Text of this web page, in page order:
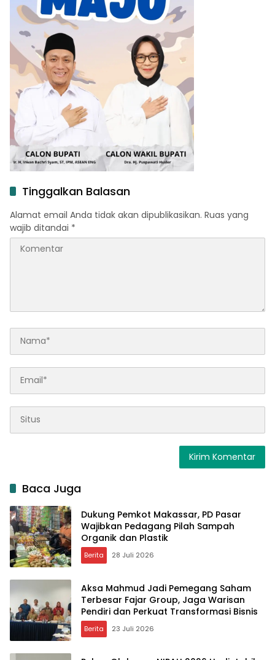
Tinggalkan Balasan
Alamat email Anda tidak akan dipublikasikan. Ruas yang
wajib ditandai *
Baca Juga
Dukung Pemkot Makassar, PD Pasar
Wajibkan Pedagang Pilah Sampah
Organik dan Plastik
Berita 28 Juli 2026
Aksa Mahmud Jadi Pemegang Saham
Terbesar Fajar Group, Jaga Warisan
Pendiri dan Perkuat Transformasi Bisnis
Berita 23 Juli 2026